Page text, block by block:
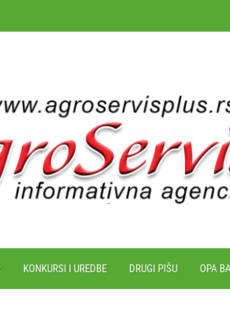
KONKURSI I UREDBE DRUGI PIŠU OPA